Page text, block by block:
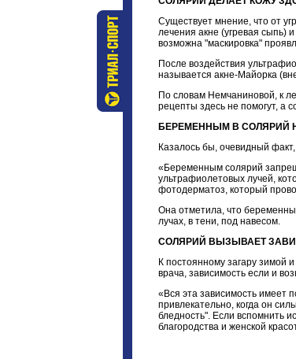
Существует мнение, что от
лечения акне (угревая сыпь)
возможна "маскировка"
После воздействия
называется акне-Майорка
По словам Немчаниновой, к
рецепты здесь не помогут, а
БЕРЕМЕННЫМ В СОЛЯРИЙ
Казалось бы, очевидный
«Беременным солярий
ультрафиолетовых лучей,
фотодерматоз, который
Она отметила, что
лучах, в тени, под навесом.
СОЛЯРИЙ ВЫЗЫВАЕТ
К постоянному загару зимой
врача, зависимость если и
«Вся эта зависимость имеет
привлекательно, когда он
бледность". Если вспомнить
благородства и женской